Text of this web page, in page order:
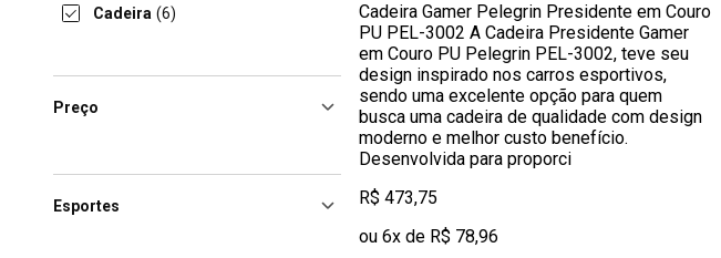
Cadeira (6)
Preço
Esportes
Cadeira Gamer Pelegrin Presidente em Couro
PU PEL-3002 A Cadeira Presidente Gamer
em Couro PU Pelegrin PEL-3002, teve seu
design inspirado nos carros esportivos,
sendo uma excelente opção para quem
busca uma cadeira de qualidade com design
moderno e melhor custo benefício.
Desenvolvida para proporci
R$ 473,75
ou 6x de R$ 78,96